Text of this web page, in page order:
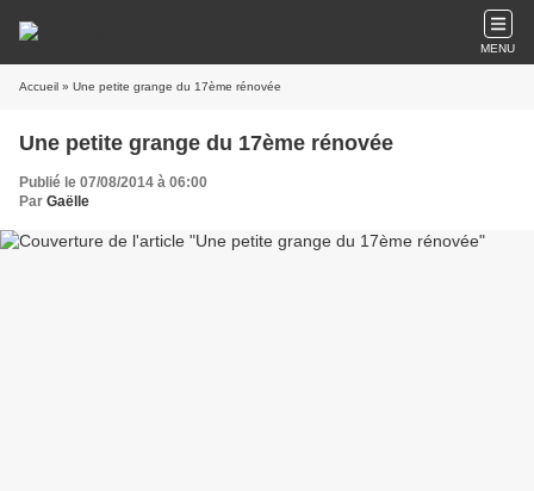
MENU
Accueil » Une petite grange du 17ème rénovée
Une petite grange du 17ème rénovée
Publié le 07/08/2014 à 06:00
Par Gaëlle